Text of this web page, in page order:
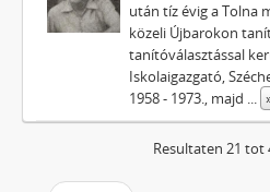
után tíz évig a Tolna
közeli Újbarokon
tanítóválasztással
Iskolaigazgató,
1958 - 1973., majd ...
Resultaten 21 tot